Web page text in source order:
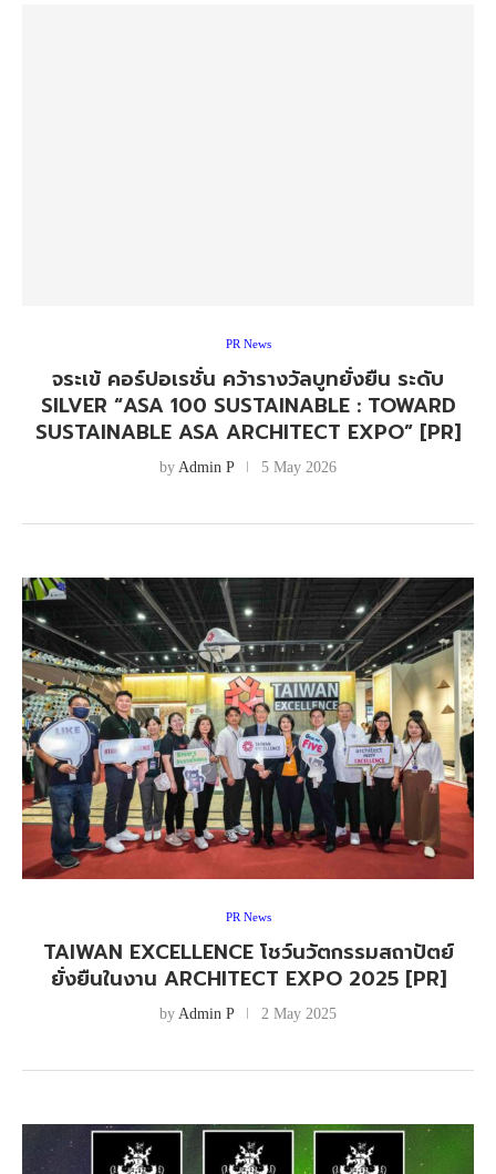
PR News
จระเข้ คอร์ปอเรชั่น คว้ารางวัลบูทยั่งยืน ระดับ
SILVER “ASA 100 SUSTAINABLE : TOWARD
SUSTAINABLE ASA ARCHITECT EXPO” [PR]
by Admin P 5 May 2026
PR News
TAIWAN EXCELLENCE โชว์นวัตกรรมสถาปัตย์
ยั่งยืนในงาน ARCHITECT EXPO 2025 [PR]
by Admin P 2 May 2025